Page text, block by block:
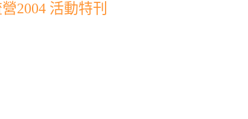
2004 活動特刊